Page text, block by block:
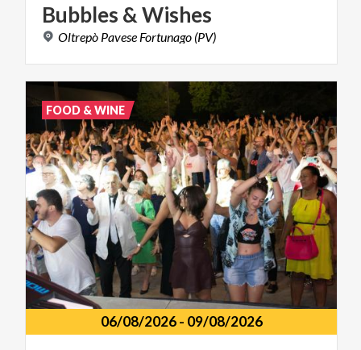
Bubbles &Wishes
Oltrepò Pavese Fortunago (PV)
06/08/2026- 09/08/2026
FOOD & WINE